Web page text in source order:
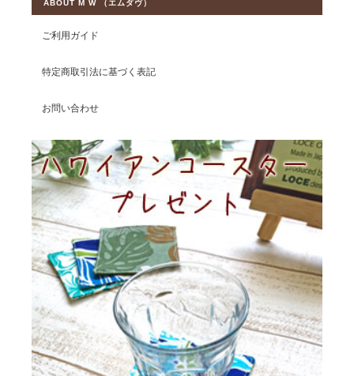
ABOUT M W （エムダヴ）
ご利用ガイド
特定商取引法に基づく表記
お問い合わせ